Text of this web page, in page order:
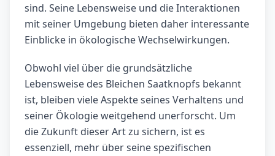
sind. Seine Lebensweise und die Interaktionen
mit seiner Umgebung bieten daher interessante
Einblicke in ökologische Wechselwirkungen.
Obwohl viel über die grundsätzliche
Lebensweise des Bleichen Saatknopfs bekannt
ist, bleiben viele Aspekte seines Verhaltens und
seiner Ökologie weitgehend unerforscht. Um
die Zukunft dieser Art zu sichern, ist es
essenziell, mehr über seine spezifischen